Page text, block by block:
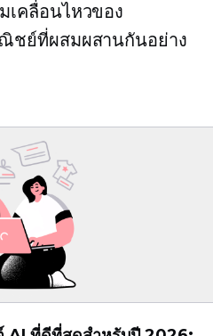
เคลื่อนไหวของ
ชย์ที่ผสมผสานกันอย่าง